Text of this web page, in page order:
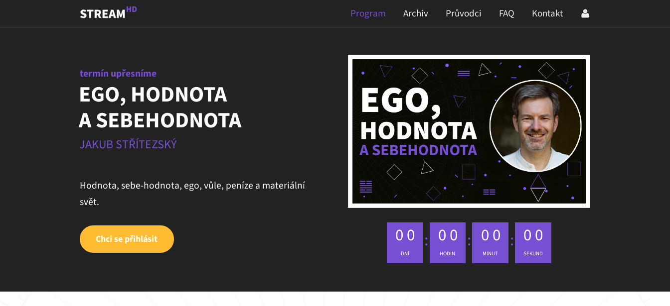
Program Archiv Průvodci FAQ Kontakt
termín upřesníme
EGO, HODNOTA
A SEBEHODNOTA
JAKUB STŘÍTEZSKÝ
Hodnota, sebe-hodnota, ego, vůle, peníze a materiální
svět.
Chci se přihlásit 00
DNÍ
00
HODIN
00
MINUT
00
SEKUND